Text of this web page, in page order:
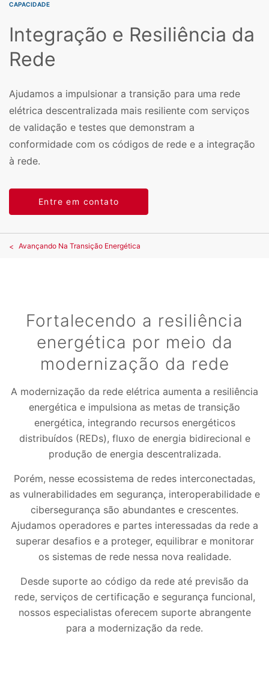
CAPACIDADE
Integração e Resiliência da
Rede
Ajudamos a impulsionar a transição para uma rede
elétrica descentralizada mais resiliente com serviços
de validação e testes que demonstram a
conformidade com os códigos de rede e a integração
à rede.
Entre em contato
Avançando Na Transição Energética
Fortalecendo a resiliência
energética por meio da
modernização da rede
A modernização da rede elétrica aumenta a resiliência
energética e impulsiona as metas de transição
energética, integrando recursos energéticos
distribuídos (REDs), fluxo de energia bidirecional e
produção de energia descentralizada.
Porém, nesse ecossistema de redes interconectadas,
as vulnerabilidades em segurança, interoperabilidade e
cibersegurança são abundantes e crescentes.
Ajudamos operadores e partes interessadas da rede a
superar desafios e a proteger, equilibrar e monitorar
os sistemas de rede nessa nova realidade.
Desde suporte ao código da rede até previsão da
rede, serviços de certificação e segurança funcional,
nossos especialistas oferecem suporte abrangente
para a modernização da rede.